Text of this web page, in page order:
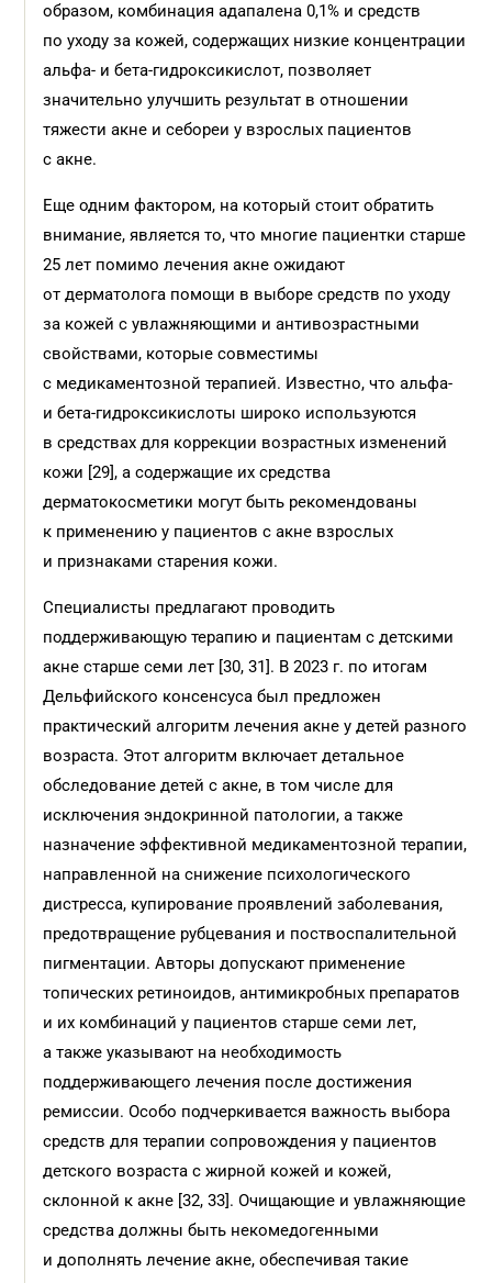
образом, комбинация адапалена 0,1% и средств
по уходу за кожей, содержащих низкие концентрации
альфа- и бета-гидроксикислот, позволяет
значительно улучшить результат в отношении
тяжести акне и себореи у взрослых пациентов
с акне.
Еще одним фактором, на который стоит обратить
внимание, является то, что многие пациентки старше
25 лет помимо лечения акне ожидают
от дерматолога помощи в выборе средств по уходу
за кожей с увлажняющими и антивозрастными
свойствами, которые совместимы
с медикаментозной терапией. Известно, что альфа-
и бета-гидроксикислоты широко используются
в средствах для коррекции возрастных изменений
кожи [29], а содержащие их средства
дерматокосметики могут быть рекомендованы
к применению у пациентов с акне взрослых
и признаками старения кожи.
Специалисты предлагают проводить
поддерживающую терапию и пациентам с детскими
акне старше семи лет [30, 31]. В 2023 г. по итогам
Дельфийского консенсуса был предложен
практический алгоритм лечения акне у детей разного
возраста. Этот алгоритм включает детальное
обследование детей с акне, в том числе для
исключения эндокринной патологии, а также
назначение эффективной медикаментозной терапии,
направленной на снижение психологического
дистресса, купирование проявлений заболевания,
предотвращение рубцевания и поствоспалительной
пигментации. Авторы допускают применение
топических ретиноидов, антимикробных препаратов
и их комбинаций у пациентов старше семи лет,
а также указывают на необходимость
поддерживающего лечения после достижения
ремиссии. Особо подчеркивается важность выбора
средств для терапии сопровождения у пациентов
детского возраста с жирной кожей и кожей,
склонной к акне [32, 33]. Очищающие и увлажняющие
средства должны быть некомедогенными
и дополнять лечение акне, обеспечивая такие